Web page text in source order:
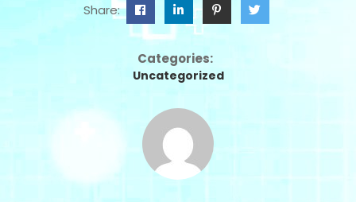
Share:
Categories:
Uncategorized